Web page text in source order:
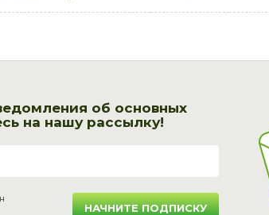
об основных
на нашу рассылку!
НАЧНИТЕ ПОДПИСКУ